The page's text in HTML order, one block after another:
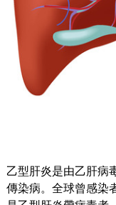
乙型肝炎是由乙肝病
傳染病。全球曾感染